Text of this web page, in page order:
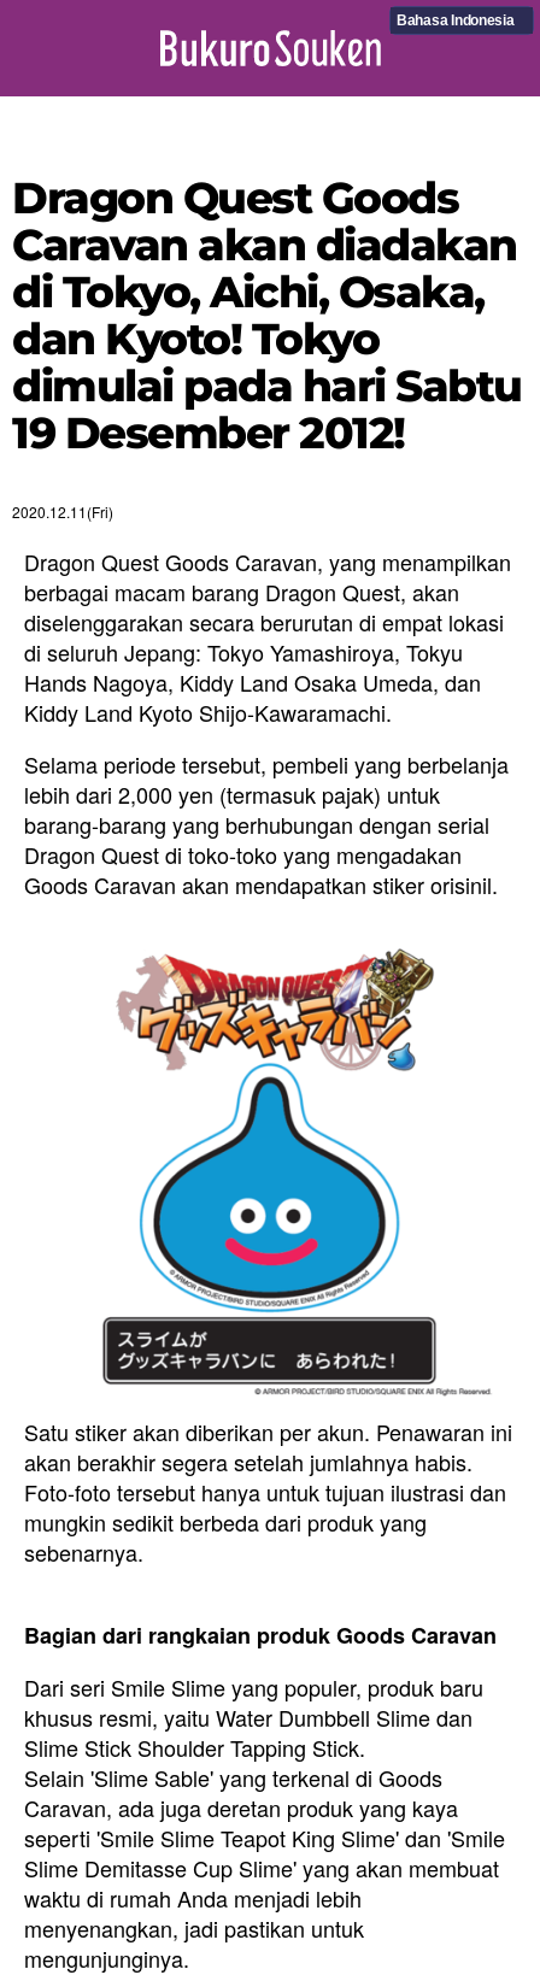
Bahasa Indonesia
Dragon Quest Goods
Caravan akan diadakan
di Tokyo, Aichi, Osaka,
dan Kyoto! Tokyo
dimulai pada hari Sabtu
19 Desember 2012!
2020.12.11(Fri)
Dragon Quest Goods Caravan, yang menampilkan
berbagai macam barang Dragon Quest, akan
diselenggarakan secara berurutan di empat lokasi
di seluruh Jepang: Tokyo Yamashiroya, Tokyu
Hands Nagoya, Kiddy Land Osaka Umeda, dan
Kiddy Land Kyoto Shijo-Kawaramachi.
Selama periode tersebut, pembeli yang berbelanja
lebih dari 2,000 yen (termasuk pajak) untuk
barang-barang yang berhubungan dengan serial
Dragon Quest di toko-toko yang mengadakan
Goods Caravan akan mendapatkan stiker orisinil.
Satu stiker akan diberikan per akun. Penawaran ini
akan berakhir segera setelah jumlahnya habis.
Foto-foto tersebut hanya untuk tujuan ilustrasi dan
mungkin sedikit berbeda dari produk yang
sebenarnya.
Bagian dari rangkaian produk Goods Caravan
Dari seri Smile Slime yang populer, produk baru
khusus resmi, yaitu Water Dumbbell Slime dan
Slime Stick Shoulder Tapping Stick.
Selain 'Slime Sable' yang terkenal di Goods
Caravan, ada juga deretan produk yang kaya
seperti 'Smile Slime Teapot King Slime' dan 'Smile
Slime Demitasse Cup Slime' yang akan membuat
waktu di rumah Anda menjadi lebih
menyenangkan, jadi pastikan untuk
mengunjunginya.